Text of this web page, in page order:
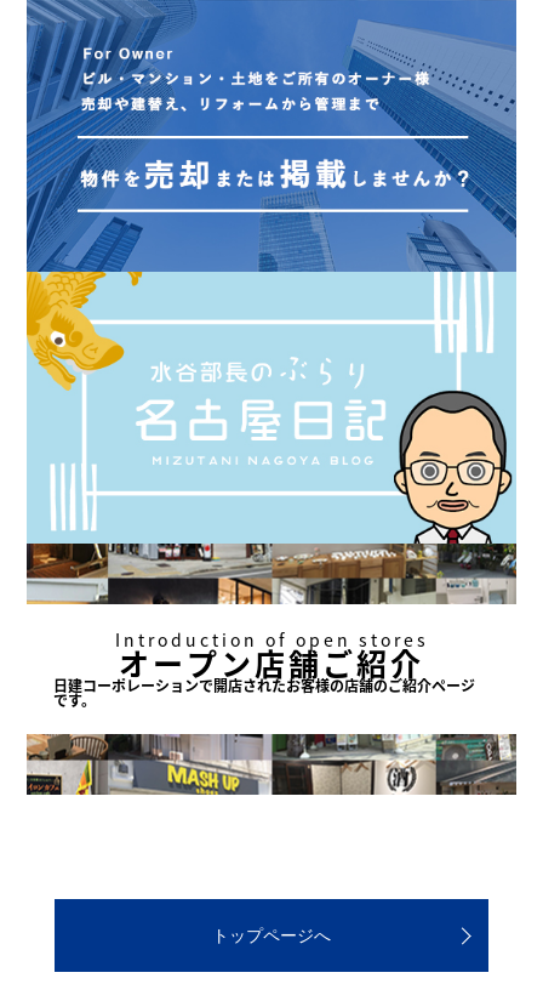
Introduction of open stores
オープン店舗ご紹介
日建コーポレーションで開店されたお客様の店舗のご紹介ページ
です。
トップページへ